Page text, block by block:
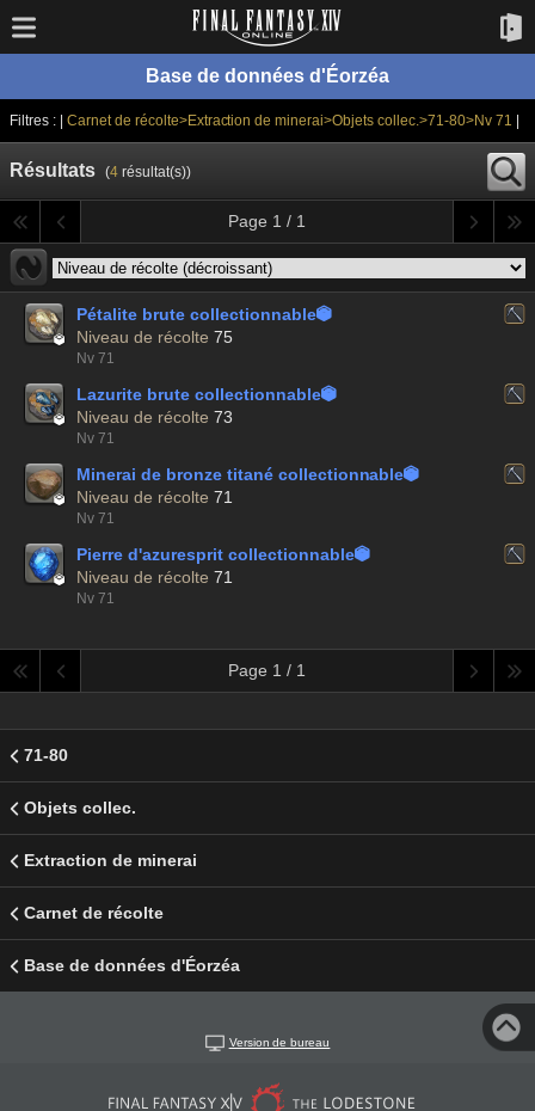
Base de données d'Éorzéa
Filtres : | Carnet de récolte>Extraction de minerai>Objets collec.>71-80>Nv 71
Résultats (4résultat(s))
Page 1 / 1

Pétalite brute collectionnable
Niveau de récolte 75
Nv 71

Lazurite brute collectionnable
Niveau de récolte 73
Nv 71

Minerai de bronze titané collectionnable
Niveau de récolte 71
Nv 71

Pierre d'azuresprit collectionnable
Niveau de récolte 71
Nv 71
Page 1 / 1
71-80
Objets collec.
Extraction de minerai
Carnet de récolte
Base de données d'Éorzéa
Version de bureau